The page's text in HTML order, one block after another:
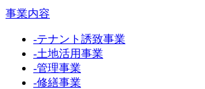
事業内容
-テナント誘致事業
-土地活用事業
-管理事業
-修繕事業